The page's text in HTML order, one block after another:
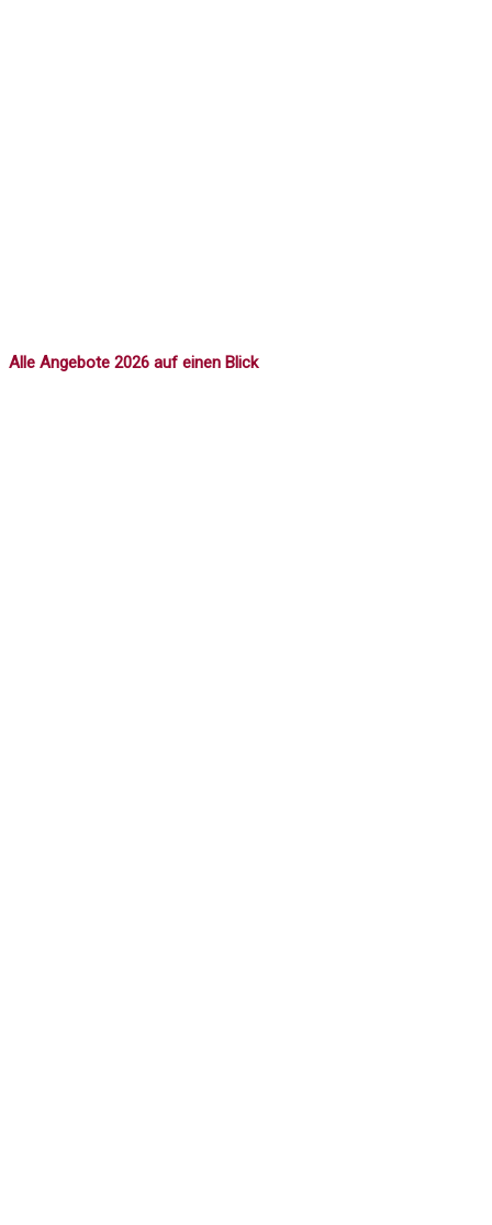
Alle Angebote 2026 auf einen Blick